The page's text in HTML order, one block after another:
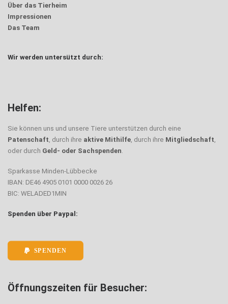
Über das Tierheim
Impressionen
Das Team
Wir werden untersützt durch:
Helfen:
Sie können uns und unsere Tiere unterstützen durch eine
Patenschaft, durch ihre aktive Mithilfe, durch ihre Mitgliedschaft,
oder durch Geld- oder Sachspenden.
Sparkasse Minden-Lübbecke
IBAN: DE46 4905 0101 0000 0026 26
BIC: WELADED1MIN
Spenden über Paypal:
SPENDEN
Öffnungszeiten für Besucher: